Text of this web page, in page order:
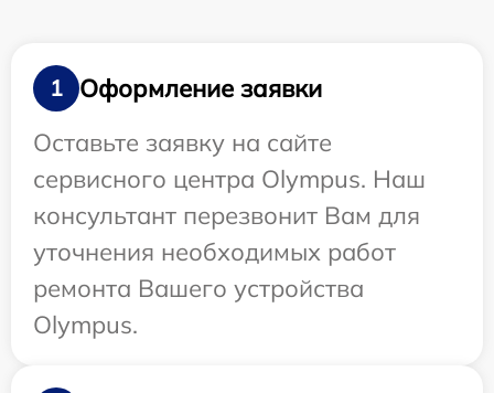
1
Оформление заявки
Оставьте заявку на сайте
сервисного центра Olympus. Наш
консультант перезвонит Вам для
уточнения необходимых работ
ремонта Вашего устройства
Olympus.